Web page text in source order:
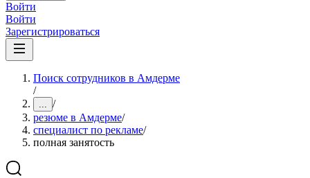
Войти
Войти
Зарегистрироваться
Поиск сотрудников в Амдерме
/
... /
резюме в Амдерме/
специалист по рекламе/
полная занятость